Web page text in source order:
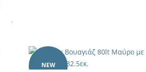
NEW